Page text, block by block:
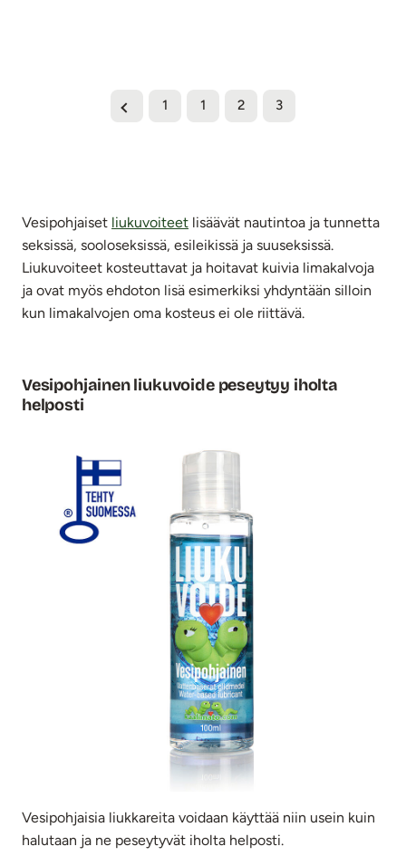
1 1 2 3
Vesipohjaiset liukuvoiteet lisäävät nautintoa ja tunnetta
seksissä, sooloseksissä, esileikissä ja suuseksissä.
Liukuvoiteet kosteuttavat ja hoitavat kuivia limakalvoja
ja ovat myös ehdoton lisä esimerkiksi yhdyntään silloin
kun limakalvojen oma kosteus ei ole riittävä.
Vesipohjainen liukuvoide peseytyy iholta
helposti
Vesipohjaisia liukkareita voidaan käyttää niin usein kuin
halutaan ja ne peseytyvät iholta helposti.